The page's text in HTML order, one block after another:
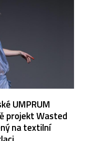
UMPRUM
projekt Wasted
na textilní